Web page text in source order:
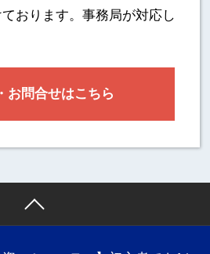
おります。事務局が対応し
お問合せはこちら